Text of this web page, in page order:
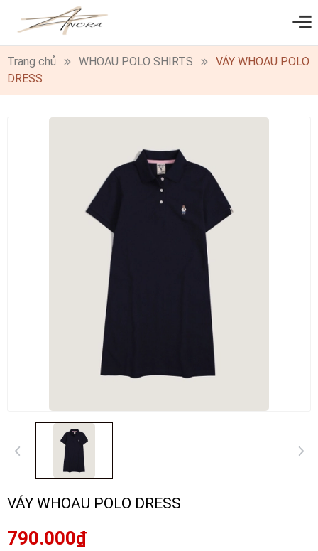
0
Trang chủ WHOAU POLO SHIRTS
VÁY WHOAU POLO
DRESS
VÁY WHOAU POLO DRESS
790.000₫